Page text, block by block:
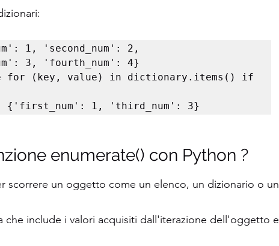
1, 'second_num': 2,
for (key, value) in dictionary.items() if
{'first_num': 1, 'third_num': 3}
enumerate() con Python ?
scorrere un oggetto come un elenco, un dizionario o un
che include i valori acquisiti dall'iterazione dell'oggetto e